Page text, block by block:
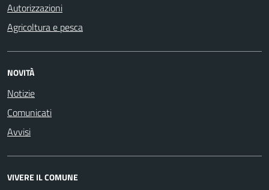
Autorizzazioni
Agricoltura e pesca
NOVITÀ
Notizie
Comunicati
Avvisi
VIVERE IL COMUNE